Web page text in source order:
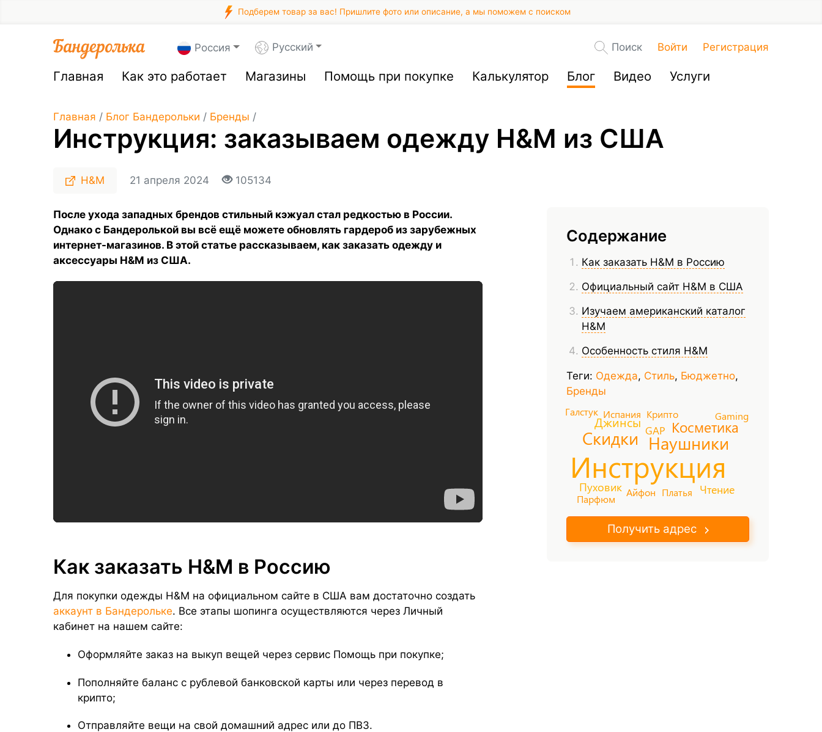
Подберем товар за вас! Пришлите фото или описание, а мы поможем с поиском
Россия Русский Поиск Войти Регистрация
Главная Как это работает Магазины Помощь при покупке Калькулятор Блог Видео Услуги
Главная / Блог Бандерольки / Бренды /
Инструкция: заказываем одежду H&M из США
H&M 21 апреля 2024 105134
Содержание
Как заказать H&M в Россию
Официальный сайт H&M в США
Изучаем американский каталог
H&M
Особенность стиля H&M
Теги: Одежда, Стиль, Бюджетно,
Бренды
Инструкция
Наушники
Скидки
Косметика
Джинсы
Пуховик Чтение
GAP
Платья
Gaming
Испания Крипто
Галстук
Айфон
Парфюм
Получить адрес
После ухода западных брендов стильный кэжуал стал редкостью в России.
Однако с Бандеролькой вы всё ещё можете обновлять гардероб из зарубежных
интернет-магазинов. В этой статье рассказываем, как заказать одежду и
аксессуары H&M из США.
Как заказать H&M в Россию
Для покупки одежды H&M на официальном сайте в США вам достаточно создать
аккаунт в Бандерольке. Все этапы шопинга осуществляются через Личный
кабинет на нашем сайте:
Оформляйте заказ на выкуп вещей через сервис Помощь при покупке;
Пополняйте баланс с рублевой банковской карты или через перевод в
крипто;
Отправляйте вещи на свой домашний адрес или до ПВЗ.